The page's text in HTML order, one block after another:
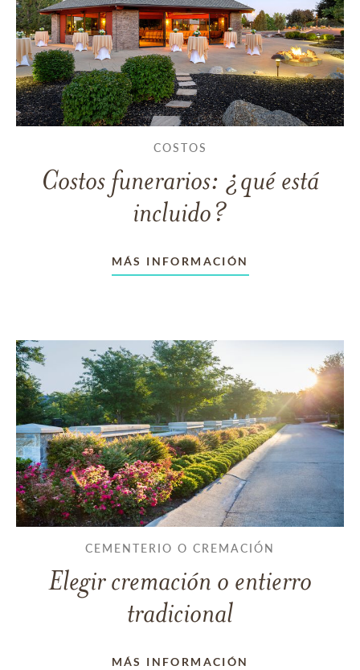
COSTOS
Costos funerarios: ¿qué está
incluido?
MÁS INFORMACIÓN
CEMENTERIO O CREMACIÓN
Elegir cremación o entierro
tradicional
MÁS INFORMACIÓN